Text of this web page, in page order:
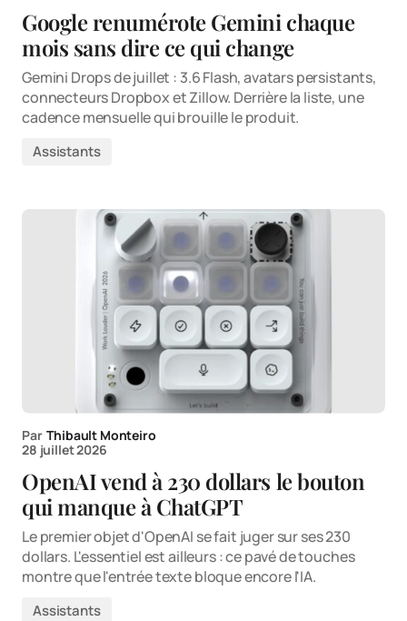
Google renumérote Gemini chaque
mois sans dire ce qui change
Gemini Drops de juillet : 3.6 Flash, avatars persistants,
connecteurs Dropbox et Zillow. Derrière la liste, une
cadence mensuelle qui brouille le produit.
Assistants
Par Thibault Monteiro
28 juillet 2026
OpenAI vend à 230 dollars le bouton
qui manque à ChatGPT
Le premier objet d'OpenAI se fait juger sur ses 230
dollars. L'essentiel est ailleurs : ce pavé de touches
montre que l'entrée texte bloque encore l'IA.
Assistants